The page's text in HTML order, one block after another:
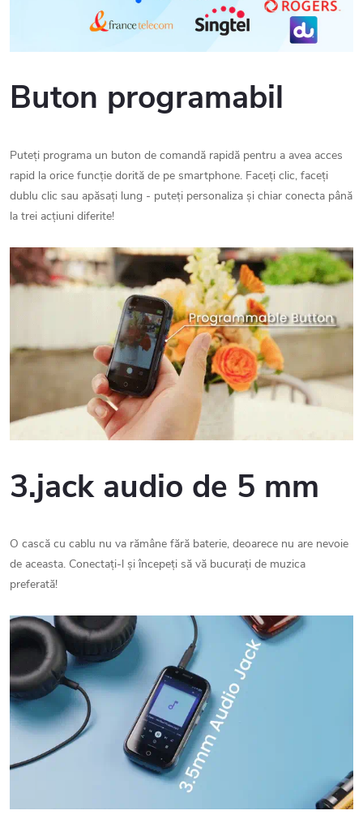
Buton programabil
Puteți programa un buton de comandă rapidă pentru a avea acces
rapid la orice funcție dorită de pe smartphone. Faceți clic, faceți
dublu clic sau apăsați lung - puteți personaliza și chiar conecta până
la trei acțiuni diferite!
3.jack audio de 5 mm
O cască cu cablu nu va rămâne fără baterie, deoarece nu are nevoie
de aceasta. Conectați-l și începeți să vă bucurați de muzica
preferată!